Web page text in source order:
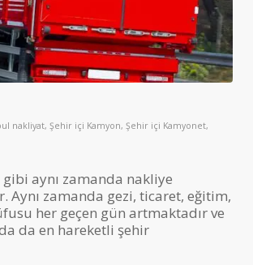
nakliyat, Şehir içi Kamyon, Şehir içi Kamyonet,
aynı zamanda nakliye
zamanda gezi, ticaret, eğitim,
her geçen gün artmaktadır ve
da en hareketli şehir